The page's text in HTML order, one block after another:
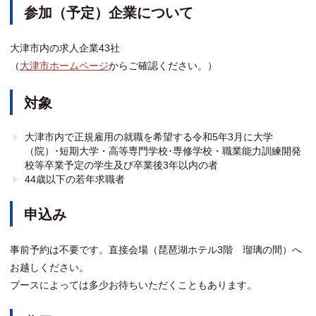
参加（予定）企業について
大津市内の求人企業43社
（大津市ホームページからご確認ください。）
対象
大津市内で正規雇用の就職を希望する令和5年3月に大学
（院）･短期大学・高等専門学校･専修学校・職業能力訓練開発
校等卒業予定の学生及び卒業後3年以内の者
44歳以下の若年求職者
申込み
事前予約は不要です。直接会場（琵琶湖ホテル3階 瑠璃の間）へ
お越しください。
ブースによっては多少お待ちいただくこともあります。